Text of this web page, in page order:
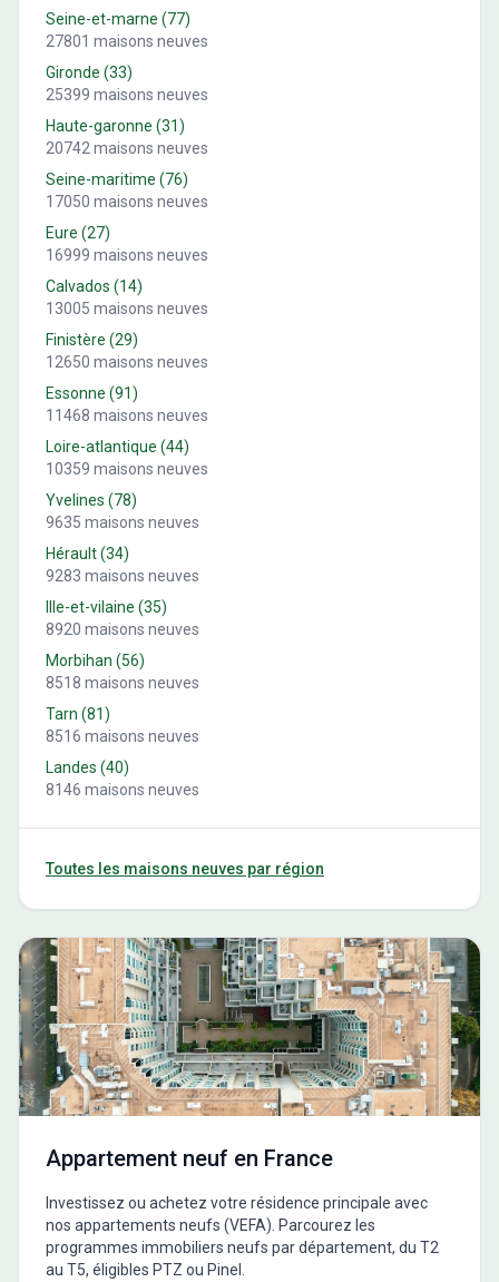
Seine-et-marne (77)
27801 maisons neuves
Gironde (33)
25399 maisons neuves
Haute-garonne (31)
20742 maisons neuves
Seine-maritime (76)
17050 maisons neuves
Eure (27)
16999 maisons neuves
Calvados (14)
13005 maisons neuves
Finistère (29)
12650 maisons neuves
Essonne (91)
11468 maisons neuves
Loire-atlantique (44)
10359 maisons neuves
Yvelines (78)
9635 maisons neuves
Hérault(34)
9283 maisons neuves
Ille-et-vilaine (35)
8920 maisons neuves
Morbihan (56)
8518 maisons neuves
Tarn (81)
8516 maisons neuves
Landes (40)
8146 maisons neuves
Toutes les maisons neuves par région
Appartement neuf en France
Investissez ou achetez votre résidence principale avec
nos appartements neufs (VEFA). Parcourez les
programmes immobiliers neufs par département, du T2
au T5, éligibles PTZ ou Pinel.